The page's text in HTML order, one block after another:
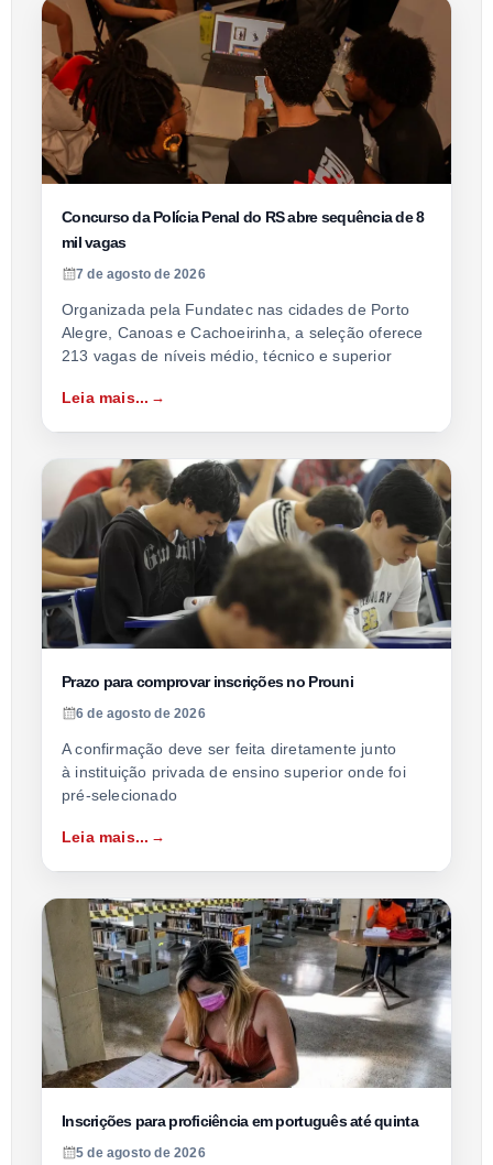
Concurso da Polícia Penal do RS abre sequência de 8
mil vagas
7 de agosto de 2026
Organizada pela Fundatec nas cidades de Porto
Alegre, Canoas e Cachoeirinha, a seleção oferece
213 vagas de níveis médio, técnico e superior
Leia mais...
Prazo para comprovar inscrições no Prouni
6 de agosto de 2026
A confirmação deve ser feita diretamente junto
à instituição privada de ensino superior onde foi
pré-selecionado
Leia mais...
Inscrições para proficiência em português até quinta
5 de agosto de 2026